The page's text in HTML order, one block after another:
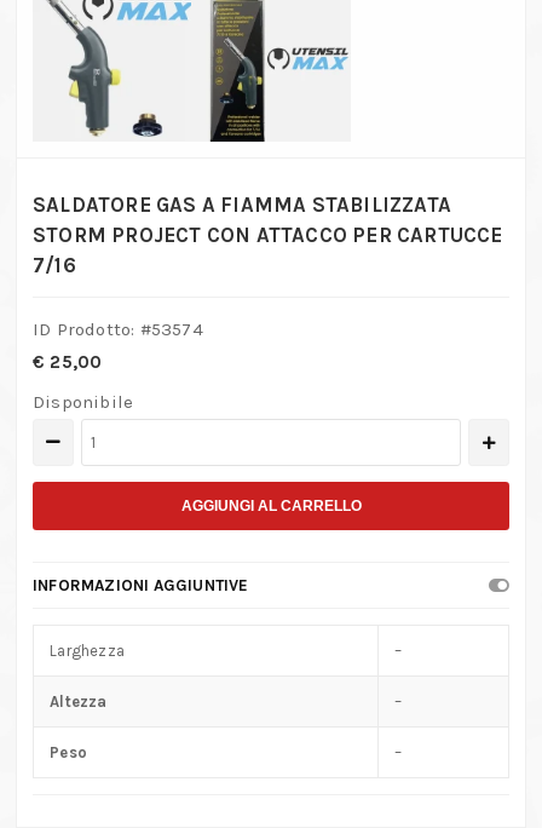
SALDATORE GAS A FIAMMA STABILIZZATA
STORM PROJECT CON ATTACCO PER CARTUCCE
7/16
ID Prodotto: #53574
€ 25,00
Disponibile
SALDATORE
FIAMMA
STORM
CON
ATTACCO
CARTUCCE
AGGIUNGI AL CARRELLO
INFORMAZIONI AGGIUNTIVE
Larghezza –
Altezza –
Peso –